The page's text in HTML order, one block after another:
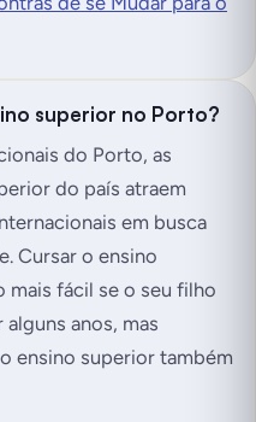
superior no Porto?
do Porto, as
do país atraem
em busca
Cursar o ensino
fácil se o seu filho
anos, mas
ensino superior também